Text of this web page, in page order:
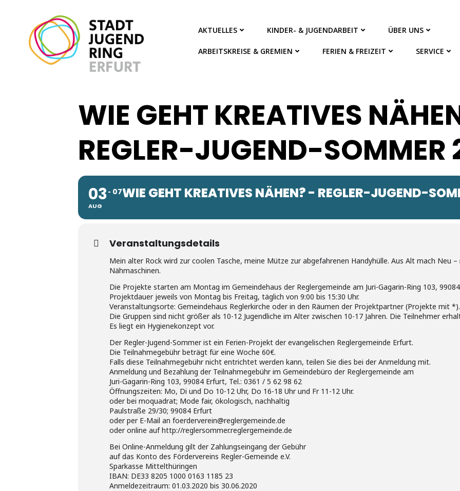
springen
AKTUELLES KINDER- & JUGENDARBEIT ÜBER UNS
ARBEITSKREISE & GREMIEN FERIEN & FREIZEIT SERVICE
WIE GEHT KREATIVES
REGLER-JUGEND-SOMMER
03
AUG
07WIE GEHT KREATIVES NÄHEN? - REGLER-JUGEND-
Veranstaltungsdetails
Mein alter Rock wird zur coolen Tasche, meine Mütze zur abgefahrenen Handyhülle. Aus Alt mach Neu
Nähmaschinen.
Die Projekte starten am Montag im Gemeindehaus der Reglergemeinde am Juri-Gagarin-Ring 103,
Projektdauer jeweils von Montag bis Freitag, täglich von 9:00 bis 15:30 Uhr.
Veranstaltungsorte: Gemeindehaus Reglerkirche oder in den Räumen der Projektpartner (Projekte mit *).
Die Gruppen sind nicht größer als 10-12 Jugendliche im Alter zwischen 10-17 Jahren. Die Teilnehmer
Es liegt ein Hygienekonzept vor.
Der Regler-Jugend-Sommer ist ein Ferien-Projekt der evangelischen Reglergemeinde Erfurt.
Die Teilnahmegebühr beträgt für eine Woche 60€.
Falls diese Teilnahmegebühr nicht entrichtet werden kann, teilen Sie dies bei der Anmeldung mit.
Anmeldung und Bezahlung der Teilnahmegebühr im Gemeindebüro der Reglergemeinde am
Juri-Gagarin-Ring 103, 99084 Erfurt, Tel.: 0361 / 5 62 98 62
Öffnungszeiten: Mo, Di und Do 10-12 Uhr, Do 16-18 Uhr und Fr 11-12 Uhr.
oder bei moquadrat; Mode fair, ökologisch, nachhaltig
Paulstraße 29/30; 99084 Erfurt
oder per E-Mail an foerderverein@reglergemeinde.de
oder online auf http://reglersommer.reglergemeinde.de
Bei Online-Anmeldung gilt der Zahlungseingang der Gebühr
auf das Konto des Fördervereins Regler-Gemeinde e.V.
Sparkasse Mittelthüringen
IBAN: DE33 8205 1000 0163 1185 23
Anmeldezeitraum: 01.03.2020 bis 30.06.2020